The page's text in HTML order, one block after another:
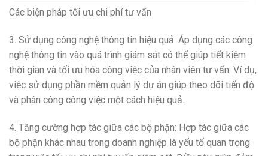
Các biện pháp tối ưu chi phí tư vấn
3. Sử dụng công nghệ thông tin hiệu quả: Áp dụng các công
nghệ thông tin vào quá trình giám sát có thể giúp tiết kiệm
thời gian và tối ưu hóa công việc của nhân viên tư vấn. Ví dụ,
việc sử dụng phần mềm quản lý dự án giúp theo dõi tiến độ
và phân công công việc một cách hiệu quả.
4. Tăng cường hợp tác giữa các bộ phận: Hợp tác giữa các
bộ phận khác nhau trong doanh nghiệp là yếu tố quan trọng